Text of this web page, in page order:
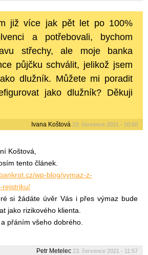
již více jak pět let po 100%
a potřebovali, bychom
střechy, ale moje banka
půjčku schválit, jelikož jsem
dlužník. Můžete mi poradit
jako dlužník? Děkuji
Ivana Koštová 23. července 2021 - 10:50
Koštová,
tento článek.
wp-blog/vymaz-z-
rejstriku/
si žádáte úvěr Vás i přes výmaz bude
jako rizikového klienta.
přáním všeho dobrého.
Petr Metelec 23. července 2021 - 11:57